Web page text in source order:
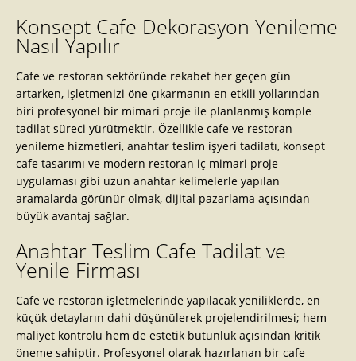
Konsept Cafe Dekorasyon Yenileme
Nasıl Yapılır
Cafe ve restoran sektöründe rekabet her geçen gün
artarken, işletmenizi öne çıkarmanın en etkili yollarından
biri profesyonel bir mimari proje ile planlanmış komple
tadilat süreci yürütmektir. Özellikle cafe ve restoran
yenileme hizmetleri, anahtar teslim işyeri tadilatı, konsept
cafe tasarımı ve modern restoran iç mimari proje
uygulaması gibi uzun anahtar kelimelerle yapılan
aramalarda görünür olmak, dijital pazarlama açısından
büyük avantaj sağlar.
Anahtar Teslim Cafe Tadilat ve
Yenile Firması
Cafe ve restoran işletmelerinde yapılacak yeniliklerde, en
küçük detayların dahi düşünülerek projelendirilmesi; hem
maliyet kontrolü hem de estetik bütünlük açısından kritik
öneme sahiptir. Profesyonel olarak hazırlanan bir cafe